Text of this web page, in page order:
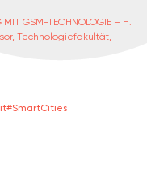
MIT GSM-TECHNOLOGIE – H.
Technologiefakultät,
#SmartCities